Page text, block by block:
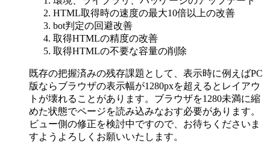
HTML取得時の速度の最大10倍以上の改善
bot判定の回避改善
取得HTMLの精度の改善
取得HTMLの不要な容量の削除
既存の把握済みの残存課題として、表示時に例えばPC
版ならブラウザの表示幅が1280pxを超えるとレイアウ
トが壊れることがあります。ブラウザを1280未満に縮
めた状態でページを読み込みなおす必要があります。
ビュー側の修正を検討中ですので、お待ちくださいま
すようよろしくお願いいたします。